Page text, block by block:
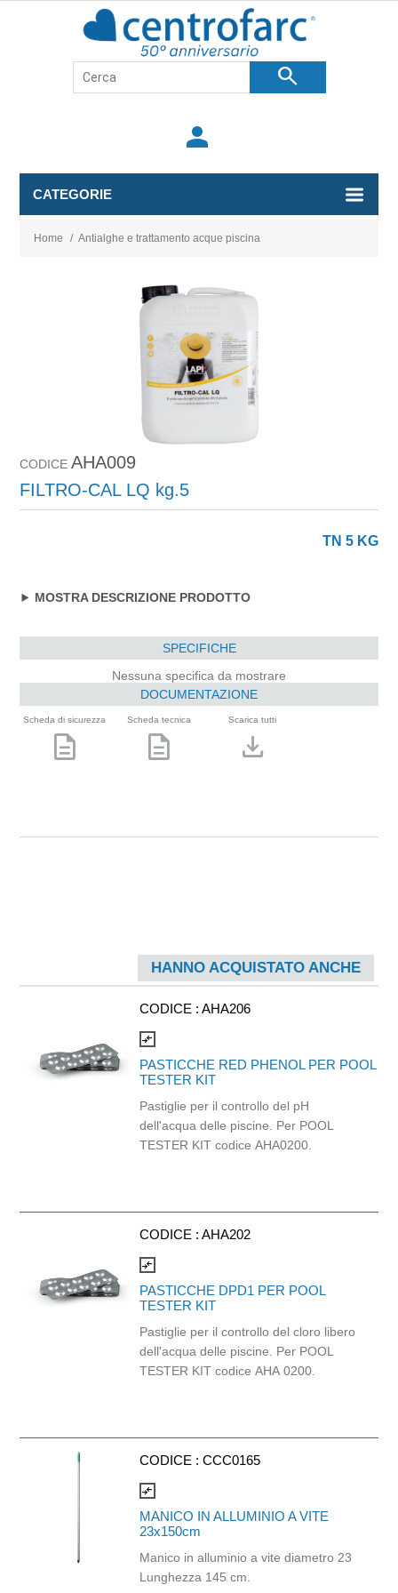
search
person
CATEGORIE
Home / Antialghe e trattamento acque piscina
CODICE AHA009
FILTRO-CAL LQ kg.5
TN 5 KG
MOSTRA DESCRIZIONE PRODOTTO
SPECIFICHE
Nessuna specifica da mostrare
DOCUMENTAZIONE
Scheda di sicurezza
description
Scheda tecnica
description
Scarica tutti
download
HANNO ACQUISTATO ANCHE
CODICE : AHA206
compare_arrows
PASTICCHE RED PHENOL PER POOL
TESTER KIT
Pastiglie per il controllo del pH
dell'acqua delle piscine. Per POOL
TESTER KIT codice AHA0200.
CODICE : AHA202
compare_arrows
PASTICCHE DPD1 PER POOL
TESTER KIT
Pastiglie per il controllo del cloro libero
dell'acqua delle piscine. Per POOL
TESTER KIT codice AHA 0200.
CODICE : CCC0165
compare_arrows
MANICO IN ALLUMINIO A VITE
23x150cm
Manico in alluminio a vite diametro 23
Lunghezza 145 cm.